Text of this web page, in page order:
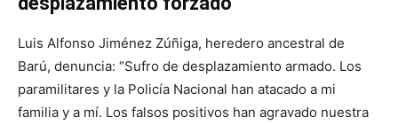
Luis Alfonso Jiménez Zúñiga, heredero ancestral de
Barú, denuncia: “Sufro de desplazamiento armado. Los
paramilitares y la Policía Nacional han atacado a mi
familia y a mí. Los falsos positivos han agravado nuestra